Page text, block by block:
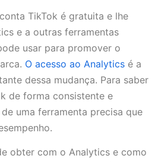
TikTok é gratuita e lhe
e a outras ferramentas
usar para promover o
O acesso ao Analytics é a
dessa mudança. Para saber
de forma consistente e
uma ferramenta precisa que
obter com o Analytics e como